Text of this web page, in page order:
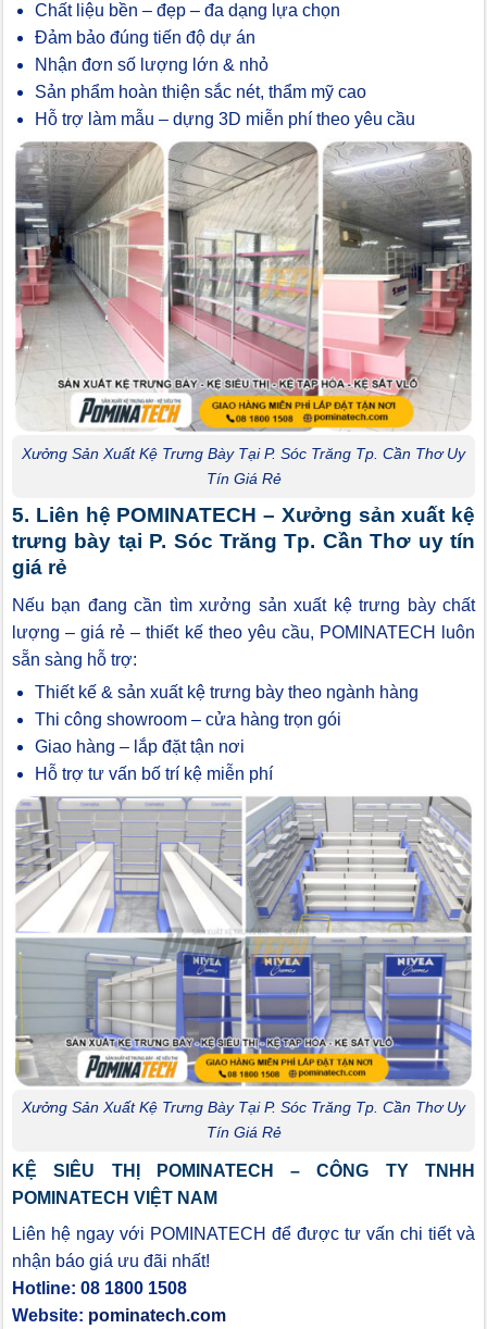
Chất liệu bền – đẹp – đa dạng lựa chọn
Đảm bảo đúng tiến độ dự án
Nhận đơn số lượng lớn & nhỏ
Sản phẩm hoàn thiện sắc nét, thẩm mỹ cao
Hỗ trợ làm mẫu – dựng 3D miễn phí theo yêu cầu
Xưởng Sản Xuất Kệ Trưng Bày Tại P. Sóc Trăng Tp. Cần Thơ Uy
Tín Giá Rẻ
5. Liên hệ POMINATECH – Xưởng sản xuất kệ
trưng bày tại P. Sóc Trăng Tp. Cần Thơ uy tín
giá rẻ
Nếu bạn đang cần tìm xưởng sản xuất kệ trưng bày chất
lượng – giá rẻ – thiết kế theo yêu cầu, POMINATECH luôn
sẵn sàng hỗ trợ:
Thiết kế & sản xuất kệ trưng bày theo ngành hàng
Thi công showroom – cửa hàng trọn gói
Giao hàng – lắp đặt tận nơi
Hỗ trợ tư vấn bố trí kệ miễn phí
Xưởng Sản Xuất Kệ Trưng Bày Tại P. Sóc Trăng Tp. Cần Thơ Uy
Tín Giá Rẻ
KỆ SIÊU THỊ POMINATECH – CÔNG TY TNHH
POMINATECH VIỆT NAM
Liên hệ ngay với POMINATECH để được tư vấn chi tiết và
nhận báo giá ưu đãi nhất!
Hotline: 08 1800 1508
Website: pominatech.com